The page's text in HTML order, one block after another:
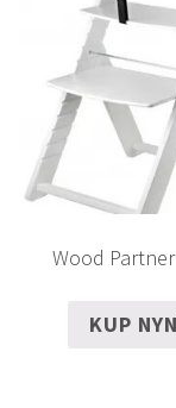
Wood
KUP